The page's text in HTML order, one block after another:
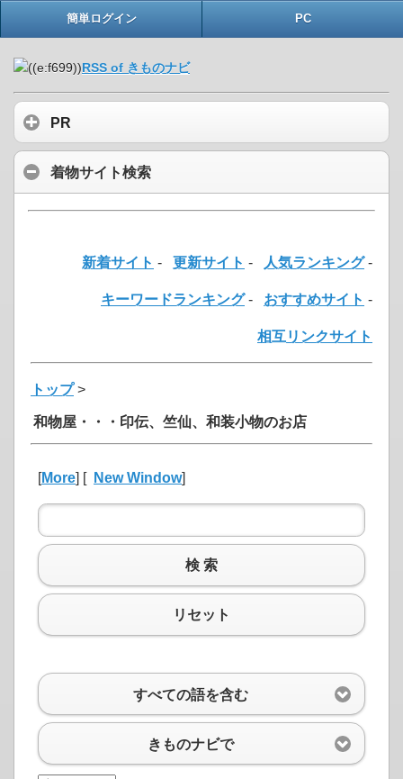
簡単ログイン PC
RSS of きものナビ
PR
着物サイト検索
新着サイト - 更新サイト - 人気ランキング-
キーワードランキング- おすすめサイト -
相互リンクサイト
トップ>
和物屋・・・印伝、竺仙、和装小物のお店
[More] [ New Window]
検 索
リセット
すべての語を含む
きものナビで